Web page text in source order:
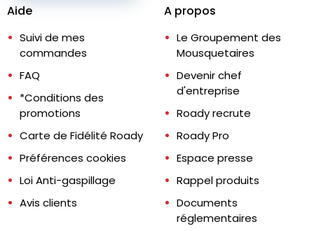
Aide
Suivi de mes
commandes
FAQ
*Conditions des
promotions
Carte de Fidélité Roady
Préférences cookies
Loi Anti-gaspillage
Avis clients
A propos
Le Groupement des
Mousquetaires
Devenir chef
d'entreprise
Roady recrute
Roady Pro
Espace presse
Rappel produits
Documents
réglementaires